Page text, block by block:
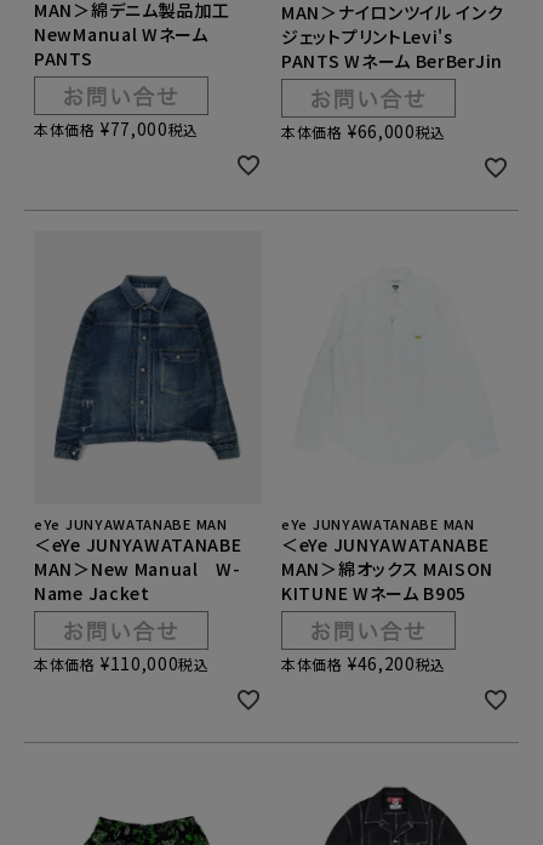
MAN＞綿デニム製品加工
NewManual Wネーム
PANTS
本体価格 ¥77,000税込
MAN＞ナイロンツイル インク
ジェットプリントLevi's
PANTS Wネーム BerBerJin
本体価格 ¥66,000税込
eYe JUNYAWATANABE MAN
＜eYe JUNYAWATANABE
MAN＞New Manual W-
Name Jacket
本体価格 ¥110,000税込
eYe JUNYAWATANABE MAN
＜eYe JUNYAWATANABE
MAN＞綿オックス MAISON
KITUNE Wネーム B905
本体価格 ¥46,200税込